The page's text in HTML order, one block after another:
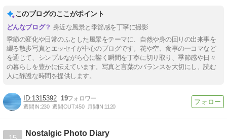
このブログのここがポイント
身近な風景と季節感を丁寧に撮影
季節の変化や日常のふとした風景をテーマに、自然や身の回りの出来事を
綴る散歩写真とエッセイが中心のブログです。花や空、食事の一コマなど
を通じて、シンプルながら心に響く瞬間を丁寧に切り取り、季節感や日々
の暮らしを豊かに伝えています。写真と言葉のバランスを大切にし、読む
人に静謐な時間を提供します。
1315392 19
週間IN:230 週間OUT:450 月間IN:1120
Nostalgic Photo Diary